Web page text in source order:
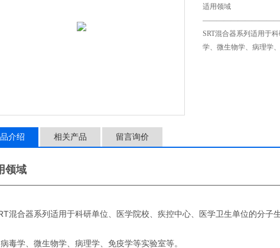
适用领域
SRT混合器系列适用于
学、微生物学、病理学
介绍 相关产品 留言询价
领域
混合器系列适用于科研单位、医学院校、疾控中心、医学卫生单位的分子
毒学、微生物学、病理学、免疫学等实验室等。